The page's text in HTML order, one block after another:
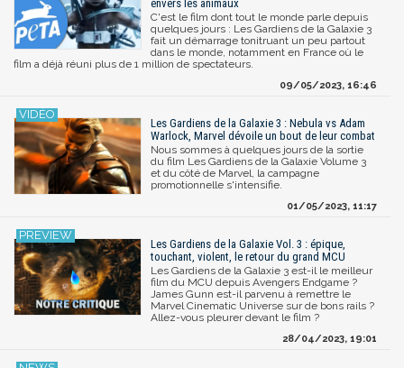
envers les animaux
C'est le film dont tout le monde parle depuis
quelques jours : Les Gardiens de la Galaxie 3
fait un démarrage tonitruant un peu partout
dans le monde, notamment en France où le
film a déjà réuni plus de 1 million de spectateurs.
09/05/2023, 16:46
Les Gardiens de la Galaxie 3 : Nebula vs Adam
Warlock, Marvel dévoile un bout de leur combat
Nous sommes à quelques jours de la sortie
du film Les Gardiens de la Galaxie Volume 3
et du côté de Marvel, la campagne
promotionnelle s'intensifie.
01/05/2023, 11:17
Les Gardiens de la Galaxie Vol. 3 : épique,
touchant, violent, le retour du grand MCU
Les Gardiens de la Galaxie 3 est-il le meilleur
film du MCU depuis Avengers Endgame ?
James Gunn est-il parvenu à remettre le
Marvel Cinematic Universe sur de bons rails ?
Allez-vous pleurer devant le film ?
28/04/2023, 19:01